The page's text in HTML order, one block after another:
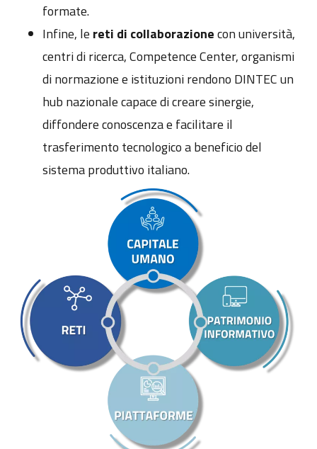
formate.
Infine, le reti di collaborazionecon università,
centri di ricerca, Competence Center, organismi
di normazione e istituzioni rendono DINTEC un
hub nazionale capace di creare sinergie,
diffondere conoscenza e facilitare il
trasferimento tecnologico a beneficio del
sistema produttivo italiano.